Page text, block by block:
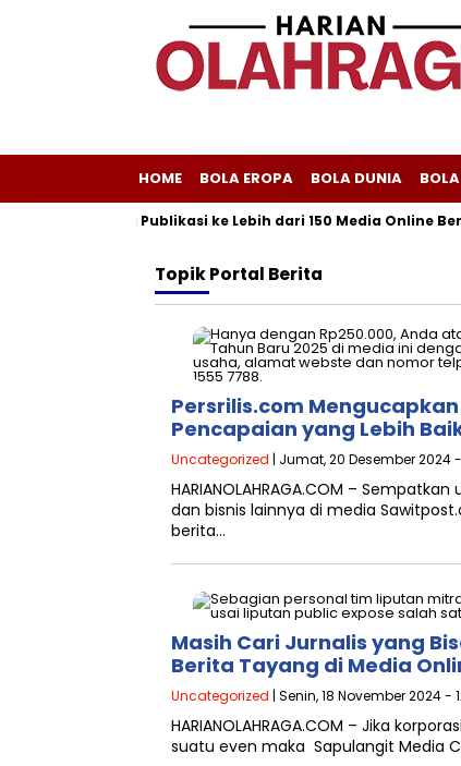
HOME BOLA EROPA BOLA DUNIA
Melayani Publikasi ke Lebih dari 150 Media Online
TopikPortal Berita
Persrilis.com
Pencapaian yang Lebih
Uncategorized | Jumat, 20 Desember 2024
HARIANOLAHRAGA.COM –
dan bisnis lainnya di media
berita…
Masih Cari Jurnalis yang
Berita Tayang di Media
Uncategorized | Senin, 18 November 2024 -
HARIANOLAHRAGA.COM – Jika
suatu even maka Sapulangit Media